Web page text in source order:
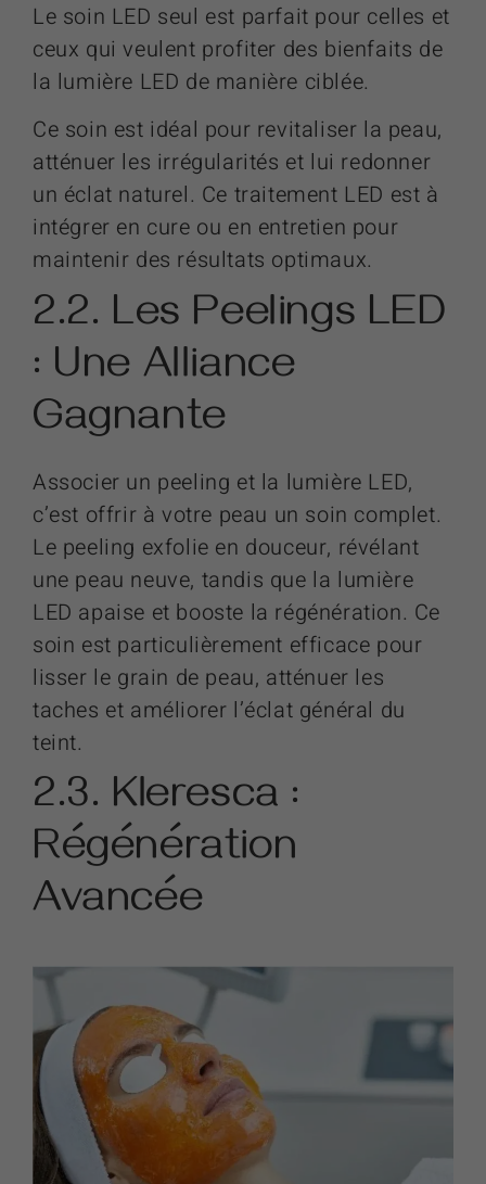
Le soin LED seul est parfait pour celles et
ceux qui veulent profiter des bienfaits de
la lumière LED de manière ciblée.
Ce soin est idéal pour revitaliser la peau,
atténuer les irrégularités et lui redonner
un éclat naturel. Ce traitement LED est à
intégrer en cure ou en entretien pour
maintenir des résultats optimaux.
2.2. Les Peelings LED
: Une Alliance
Gagnante
Associer un peeling et la lumière LED,
c’est offrir à votre peau un soin complet.
Le peeling exfolie en douceur, révélant
une peau neuve, tandis que la lumière
LED apaise et booste la régénération. Ce
soin est particulièrement efficace pour
lisser le grain de peau, atténuer les
taches et améliorer l’éclat général du
teint.
2.3. Kleresca :
Régénération
Avancée